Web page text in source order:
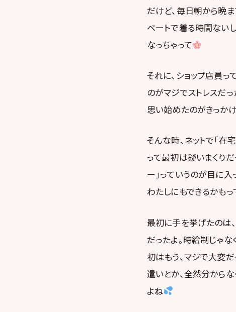
だけど、毎日朝から晩
ベートで着る時間ない
なっちゃって
それに、ショップ店員
のがマジでストレスだ
思い始めたのがきっかけ
そんな時、ネットで「在
って最初は疑いまくり
ー」っていうのが目に入
わたしにもできるかも
最初に手を挙げたのは
だったよ。時給制じゃ
初はもう、マジで大変
遣いとか、全然分からな
よね